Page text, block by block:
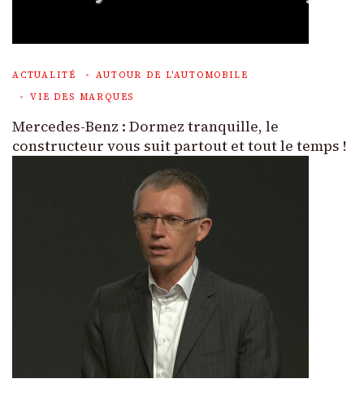
ACTUALITÉ
AUTOUR DE L'AUTOMOBILE
VIE DES MARQUES
Mercedes-Benz : Dormez tranquille, le
constructeur vous suit partout et tout le temps !